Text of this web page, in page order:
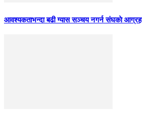
आवश्यकताभन्दा बढी ग्यास सञ्चय नगर्न संघकाे आग्रह